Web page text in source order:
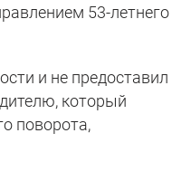
53-летнего
и не предоставил
который
поворота,